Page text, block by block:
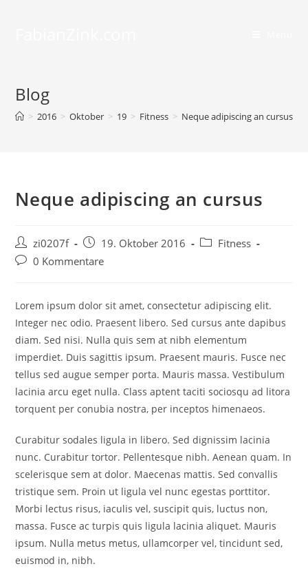
Blog
> 2016 > Oktober > 19 > Fitness > Neque adipiscing an cursus
Neque adipiscing an cursus
zi0207f 19. Oktober 2016
Fitness
0 Kommentare
Lorem ipsum dolor sit amet, consectetur adipiscing elit.
Integer nec odio. Praesent libero. Sed cursus ante dapibus
diam. Sed nisi. Nulla quis sem at nibh elementum
imperdiet. Duis sagittis ipsum. Praesent mauris. Fusce nec
tellus sed augue semper porta. Mauris massa. Vestibulum
lacinia arcu eget nulla. Class aptent taciti sociosqu ad litora
torquent per conubia nostra, per inceptos himenaeos.
Curabitur sodales ligula in libero. Sed dignissim lacinia
nunc. Curabitur tortor. Pellentesque nibh. Aenean quam. In
scelerisque sem at dolor. Maecenas mattis. Sed convallis
tristique sem. Proin ut ligula vel nunc egestas porttitor.
Morbi lectus risus, iaculis vel, suscipit quis, luctus non,
massa. Fusce ac turpis quis ligula lacinia aliquet. Mauris
ipsum. Nulla metus metus, ullamcorper vel, tincidunt sed,
euismod in, nibh.